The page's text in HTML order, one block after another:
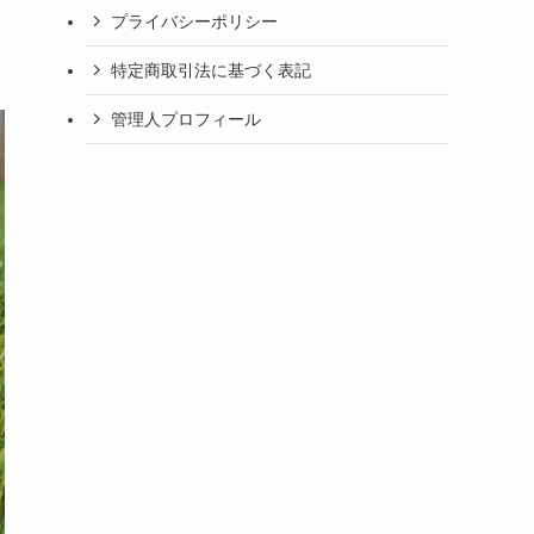
プライバシーポリシー
特定商取引法に基づく表記
管理人プロフィール